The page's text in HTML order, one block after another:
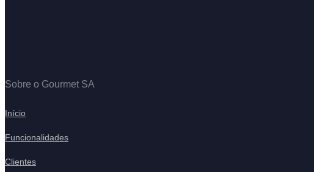
Sobre o Gourmet SA
Início
Funcionalidades
Clientes